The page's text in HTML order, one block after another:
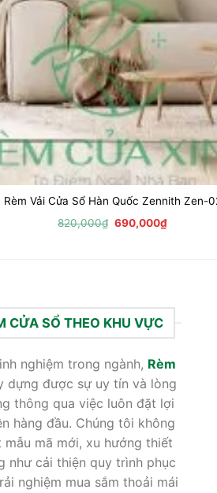
Rèm Vải Cửa Sổ Hàn Quốc Zennith Zen-
820,000₫ Giá
690,000₫Giá
CỬA SỔ THEO KHU VỰC
nghiệm trong ngành, Rèm
dựng được sự uy tín và lòng
thông qua việc luôn đặt lợi
hàng đầu. Chúng tôi không
mẫu mã mới, xu hướng thiết
như cải thiện quy trình phục
nghiệm mua sắm thoải mái